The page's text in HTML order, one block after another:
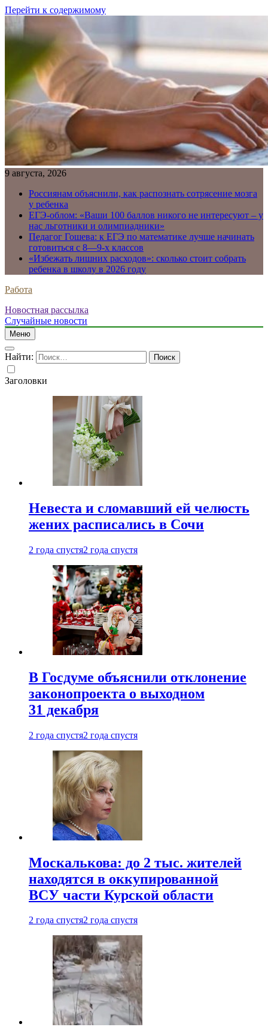
Перейти к содержимому
9 августа, 2026
Россиянам объяснили, как распознать сотрясение мозга
у ребенка
ЕГЭ-облом: «Ваши 100 баллов никого не интересуют – у
нас льготники и олимпиадники»
Педагог Гошева: к ЕГЭ по математике лучше начинать
готовиться с 8—9-х классов
«Избежать лишних расходов»: сколько стоит собрать
ребенка в школу в 2026 году
Работа
Новостная рассылка
Случайные новости
Меню
Найти:
Заголовки
Невеста и сломавший ей челюсть
жених расписались в Сочи
2 года спустя2 года спустя
В Госдуме объяснили отклонение
законопроекта о выходном
31 декабря
2 года спустя2 года спустя
Москалькова: до 2 тыс. жителей
находятся в оккупированной
ВСУ части Курской области
2 года спустя2 года спустя